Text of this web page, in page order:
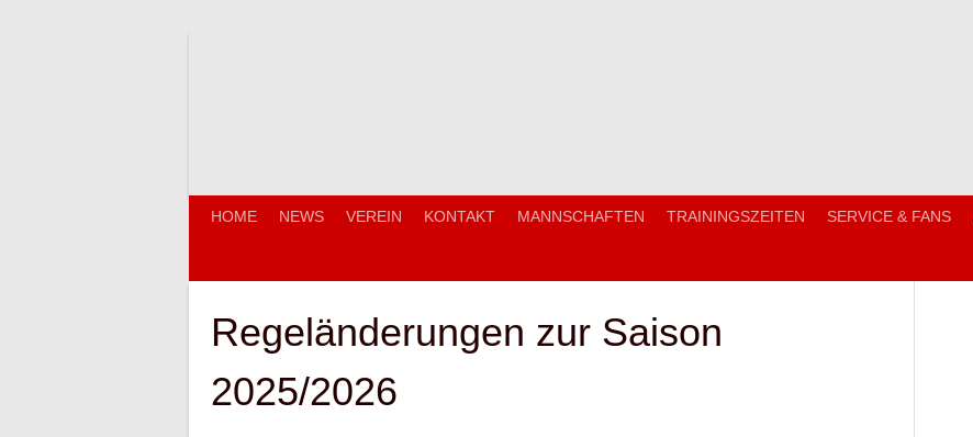
HOME NEWS VEREIN KONTAKT MANNSCHAFTEN TRAININGSZEITEN SERVICE & FANS
Regeländerungen zur Saison
2025/2026